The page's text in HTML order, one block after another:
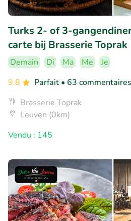
Turks 2- of 3-
carte bij Brasserie Toprak
Demain Di Ma Me
Je
9.8
Parfait • 63 commentaires
Brasserie Toprak
Leuven (0km)
Vendu : 145